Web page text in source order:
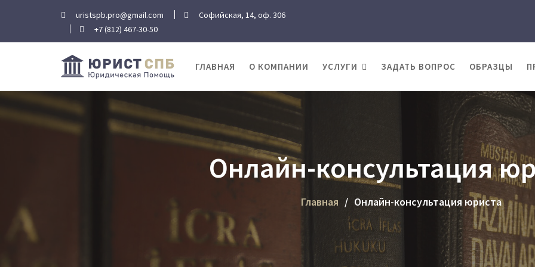
uristspb.pro@gmail.com
Софийская, 14, оф. 306
+7 (812) 467-30-50
ГЛАВНАЯ О КОМПАНИИ УСЛУГИ ЗАДАТЬ ВОПРОС ОБРАЗЦЫ
Онлайн-консультация
Главная Онлайн-консультация юриста